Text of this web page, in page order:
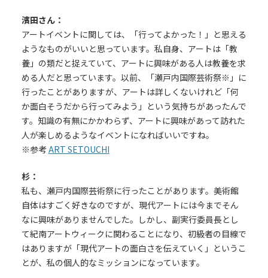
濱田さん：
アートイベントに関しては、「行ってよかった！」と思える
ようなものがいいと思っています。私自身、アートは「教
養」の類だと捉えていて、アートに興味がある人は教養を求
める人だと思っています。以前、「瀬戸内国際芸術祭※」に
行ったことがありますが、アートは詳しくないけれど「何
か面白そうだから行ってみよう」という気持ちがあったんで
す。知識の有無にかかわらず、アートに興味があって訪れた
人が楽しめるようなイベントになればいいですね。
※参考ART SETOUCHI
杉：
私も、瀬戸内国際芸術祭に行ったことがあります。美術館
自体はすごく好きなのですが、現代アートには今までそん
なに興味がありませんでした。しかし、副実行委員長とし
て紀南アートウィークに関わることになり、初級者の目線で
はありますが「現代アートの面白さを伝えていく」というこ
とが、私の個人的なミッションになっています。